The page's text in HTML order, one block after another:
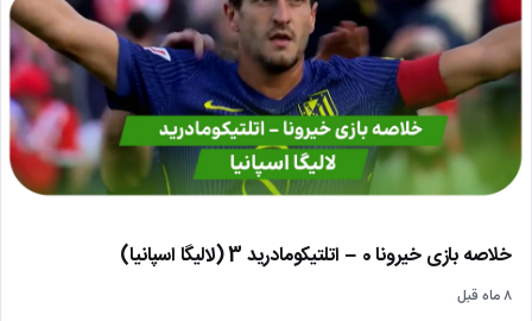
خلاصه بازی خیرونا 0 – اتلتیکومادرید 3 (لالیگا اسپانیا)
۸ ماه قبل